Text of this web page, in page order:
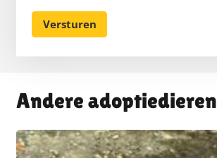
Andere adoptiedieren